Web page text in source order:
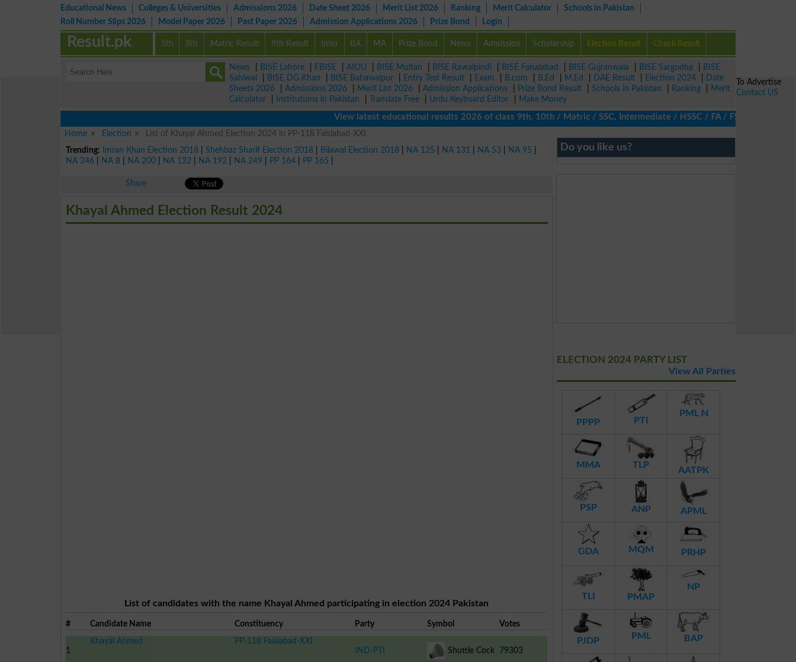
Educational News Colleges & Universities Admissions 2026 Date Sheet 2026 Merit List 2026 Ranking Merit Calculator
Schools in Pakistan
Roll Number Slips 2026
Model Paper 2026 Past Paper 2026 Admission Applications 2026 Prize Bond Login
5th 8th Matric Result 9th Result Inter BA MA Prize Bond News Admission Scholarship Election Result Check Result
Result.pk
News BISE Lahore FBISE AIOU BISE Multan BISE Rawalpindi BISE Faisalabad BISE Gujranwala BISE Sargodha
BISE
Sahiwal
BISE DG Khan BISE Bahawalpur Entry Test Result Exam B.com B.Ed M.Ed DAE Result Election 2024
Date
Sheets 2026
Admissions 2026 Merit List 2026 Admission Applications Prize Bond Result Schools in Pakistan Ranking
Merit
Calculator
Institutions in Pakistan Translate Free Urdu Keyboard Editor
Make Money
View latest educational results 2026 of class 9th, 10th / Matric / SSC, Intermediate / HSSC / FA / FSc / Inter, 5th /
Home
Election
List of Khayal Ahmed Election 2024 in PP-118 Faislabad-XXI
Trending:
Imran Khan Election 2018 |Shehbaz Sharif Election 2018 Bilawal Election 2018 NA 125 NA 131 NA 53 NA 95
NA 246
NA 8 NA 200 NA 132 NA 192 NA 249 PP 164 PP 165
Share
Khayal Ahmed Election Result 2024
List of candidates with the name Khayal Ahmed participating in election 2024 Pakistan
# Candidate Name Constituency Party Symbol Votes
1
Khayal Ahmed
PP-118 Faislabad-XXI
IND-PTI
Shuttle Cock 79303
Do you like us?
ELECTION 2024 PARTY LIST
View All Parties
PPPP PTI
PML N
MMA TLP
AATPK
PSP ANP APML
GDA MQM PRHP
TLI PMAP
NP
PJDP PML BAP
To Advertise
Contact US